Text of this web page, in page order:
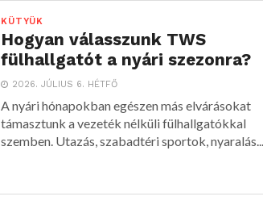
KÜTYÜK
Hogyan válasszunk TWS
fülhallgatót a nyári szezonra?
2026. JÚLIUS 6. HÉTFŐ
A nyári hónapokban egészen más elvárásokat
támasztunk a vezeték nélküli fülhallgatókkal
szemben. Utazás, szabadtéri sportok, nyaralás...